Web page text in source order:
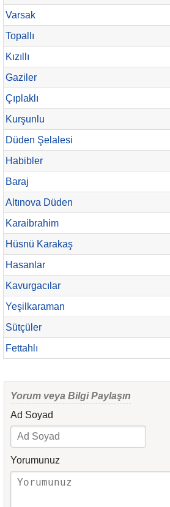
Varsak
Topallı
Kızıllı
Gaziler
Çıplaklı
Kurşunlu
Düden Şelalesi
Habibler
Baraj
Altınova Düden
Karaibrahim
Hüsnü Karakaş
Hasanlar
Kavurgacılar
Yeşilkaraman
Sütçüler
Fettahlı
Yorum veya Bilgi Paylaşın
Ad Soyad
Yorumunuz